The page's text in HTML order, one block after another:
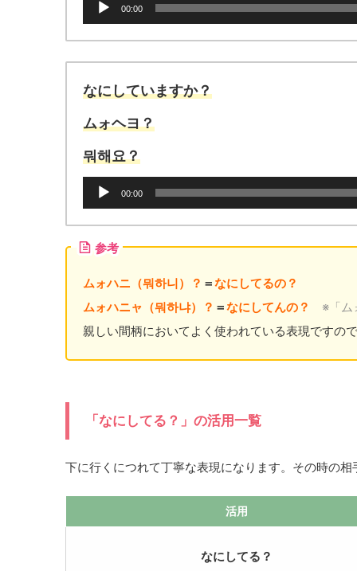
ヤ
00:00
なにしていますか？
ムォヘヨ？
뭐해요？
ー
ー
00:00
参考
ムォハニ（뭐하니）？ ＝なにしてるの？
ムォハニャ（뭐하냐）？ ＝なにしてんの？
※「ム
親しい間柄においてよく使われている表現ですの
「なにしてる？」の活用一覧
下に行くにつれて丁寧な表現になります。その時の
活用
なにしてる？